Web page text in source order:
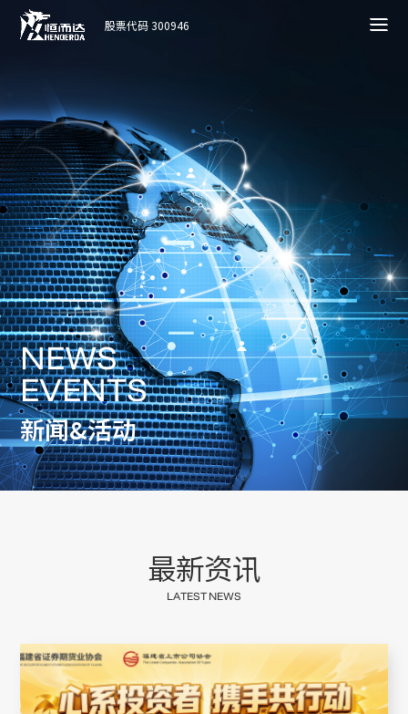
股票代码 300946
新闻&活动
NEWS
EVENTS
最新资讯
LATEST NEWS